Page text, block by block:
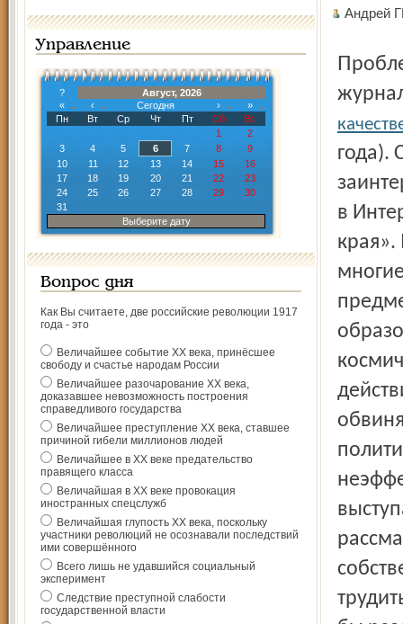
Управление
?
Август, 2026
«
‹ Сегодня ›
»
Пн
Вт Ср Чт Пт Сб
Вс
1
2
3
4 5 6 7 8
9
10
11 12 13 14 15
16
17
18 19 20 21 22
23
24
25 26 27 28 29
30
31
Выберите дату
Вопрос дня
Как Вы считаете, две российские революции 1917
года - это
Величайшее событие ХХ века, принёсшее
свободу и счастье народам России
Величайшее разочарование ХХ века,
доказавшее невозможность построения
справедливого государства
Величайшее преступление ХХ века, ставшее
причиной гибели миллионов людей
Величайшее в ХХ веке предательство
правящего класса
Величайшая в ХХ веке провокация
иностранных спецслужб
Величайшая глупость ХХ века, поскольку
участники революций не осознавали последствий
ими совершённого
Всего лишь не удавшийся социальный
эксперимент
Следствие преступной слабости
государственной власти
Андрей
Проблему сегодняшнего кризиса в отечественной
года).
в